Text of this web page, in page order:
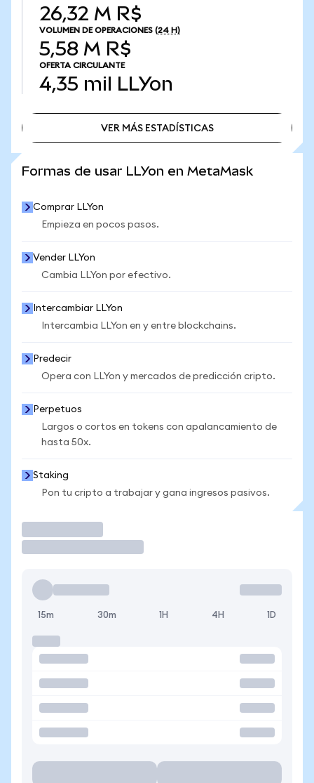
26,32 M R$
VOLUMEN DE OPERACIONES (24 H)
5,58 M R$
OFERTA CIRCULANTE
4,35 mil LLYon
VER MÁS ESTADÍSTICAS
Formas de usar LLYon en MetaMask
Comprar LLYon
Empieza en pocos pasos.
Vender LLYon
Cambia LLYon por efectivo.
Intercambiar LLYon
Intercambia LLYon en y entre blockchains.
Predecir
Opera con LLYon y mercados de predicción cripto.
Perpetuos
Largos o cortos en tokens con apalancamiento de
hasta 50x.
Staking
Pon tu cripto a trabajar y gana ingresos pasivos.
15m 30m 1H 4H 1D